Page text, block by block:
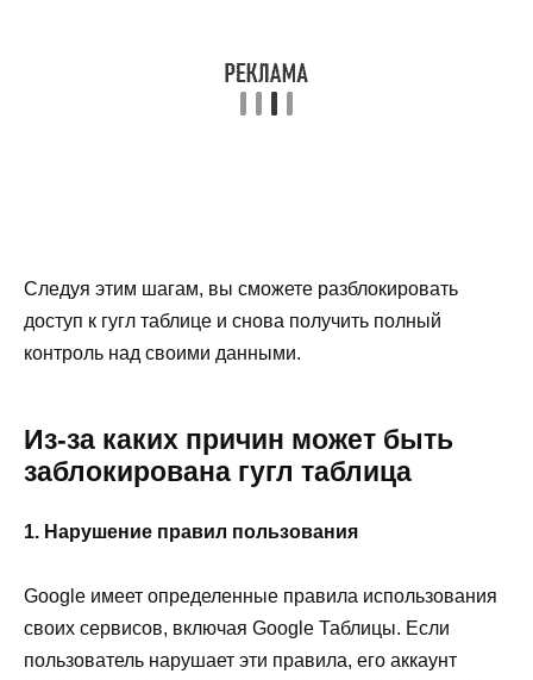
Следуя этим шагам, вы сможете разблокировать
доступ к гугл таблице и снова получить полный
контроль над своими данными.
Из-за каких причин может быть
заблокирована гугл таблица
1. Нарушение правил пользования
Google имеет определенные правила использования
своих сервисов, включая Google Таблицы. Если
пользователь нарушает эти правила, его аккаунт